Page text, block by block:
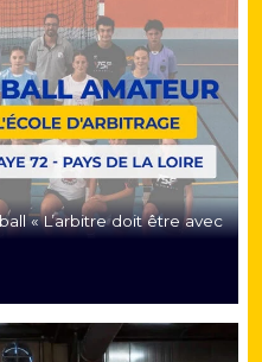
« L’arbitre doit être avec